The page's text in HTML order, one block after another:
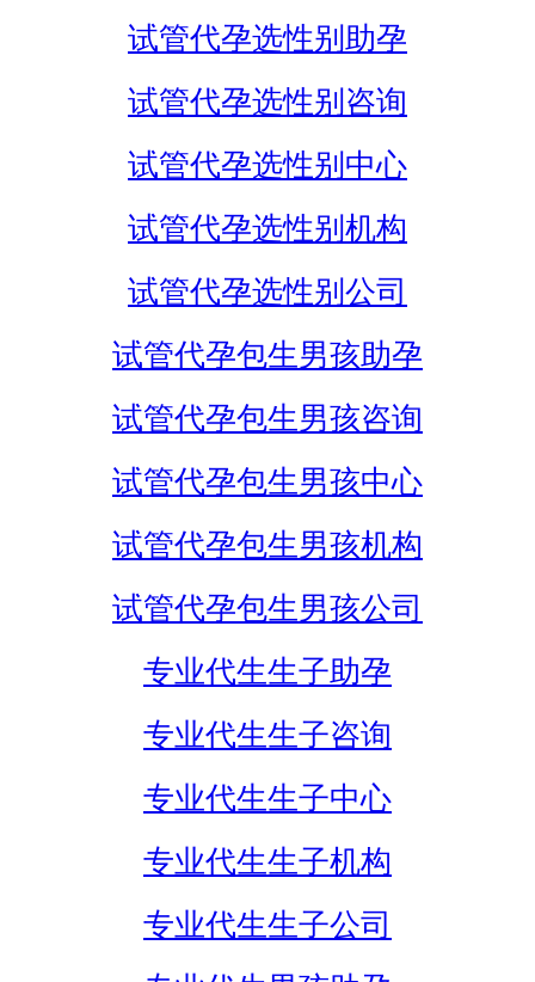
试管代孕选性别助孕
试管代孕选性别咨询
试管代孕选性别中心
试管代孕选性别机构
试管代孕选性别公司
试管代孕包生男孩助孕
试管代孕包生男孩咨询
试管代孕包生男孩中心
试管代孕包生男孩机构
试管代孕包生男孩公司
专业代生生子助孕
专业代生生子咨询
专业代生生子中心
专业代生生子机构
专业代生生子公司